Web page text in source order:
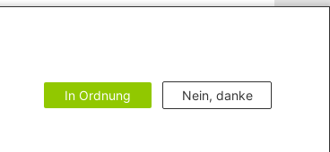
In Ordnung Nein, danke